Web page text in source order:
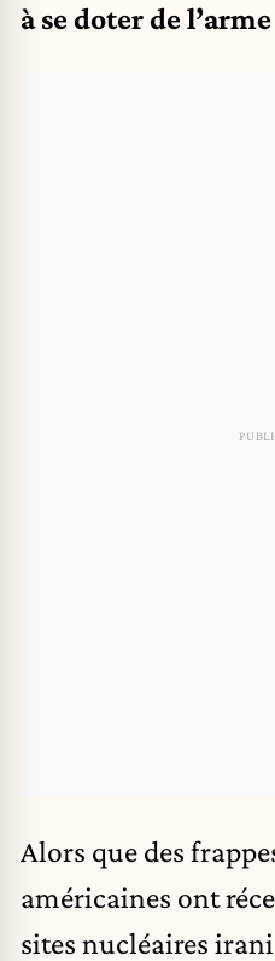
à se doter de
Alors que des
américaines ont
sites nucléaires